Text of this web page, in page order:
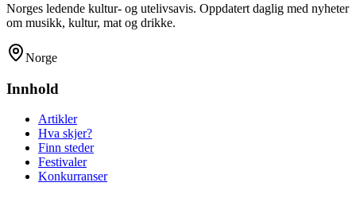
Norges ledende kultur- og utelivsavis. Oppdatert daglig med nyheter
om musikk, kultur, mat og drikke.
Norge
Innhold
Artikler
Hva skjer?
Finn steder
Festivaler
Konkurranser